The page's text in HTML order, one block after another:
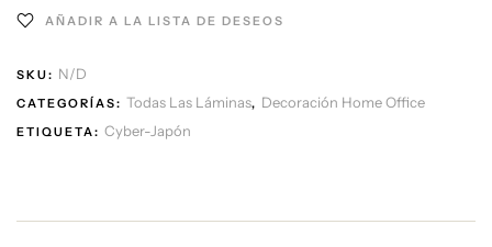
AÑADIR A LA LISTA DE DESEOS
SKU: N/D
CATEGORÍAS: Todas Las Láminas, Decoración Home Office
ETIQUETA: Cyber-Japón